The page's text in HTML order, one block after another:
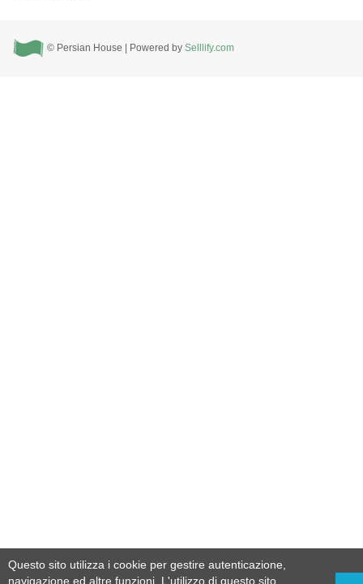
© Persian House | Powered by Selllify.com
Questo sito utilizza i cookie per gestire autenticazione,
navigazione ed altre funzioni. L'utilizzo di questo sito